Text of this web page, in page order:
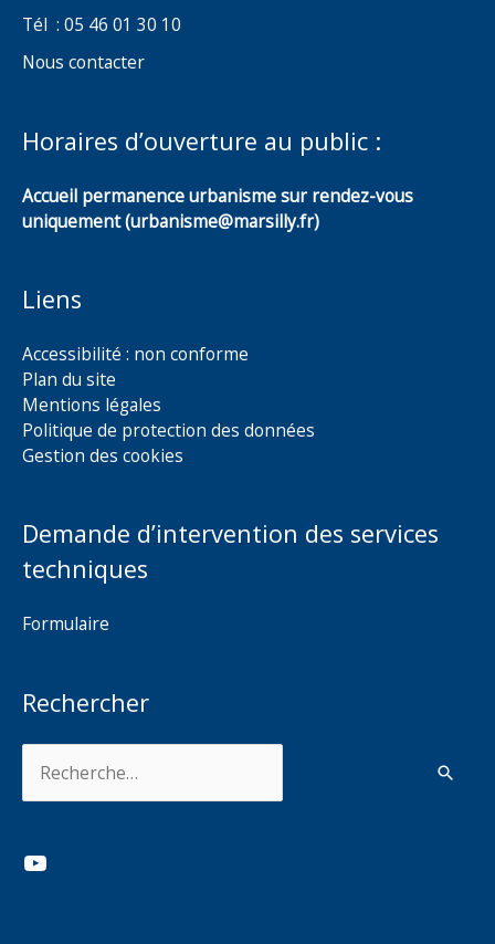
Tél : 05 46 01 30 10
Nous contacter
Horaires d’ouverture au public :
Accueil permanence urbanisme sur rendez-vous
uniquement (urbanisme@marsilly.fr)
Liens
Accessibilité : non conforme
Plan du site
Mentions légales
Politique de protection des données
Gestion des cookies
Demande d’intervention des services
techniques
Formulaire
Rechercher
YouTube